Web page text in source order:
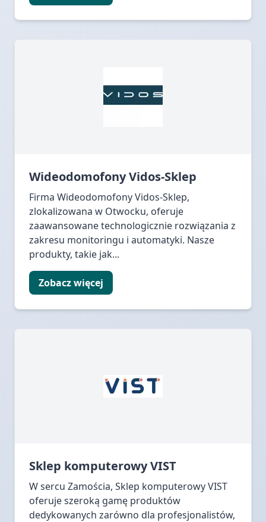
Wideodomofony Vidos-Sklep
Firma Wideodomofony Vidos-Sklep,
zlokalizowana w Otwocku, oferuje
zaawansowane technologicznie rozwiązania z
zakresu monitoringu i automatyki. Nasze
produkty, takie jak...
Zobacz więcej
Sklep komputerowy VIST
W sercu Zamościa, Sklep komputerowy VIST
oferuje szeroką gamę produktów
dedykowanych zarówno dla profesjonalistów,